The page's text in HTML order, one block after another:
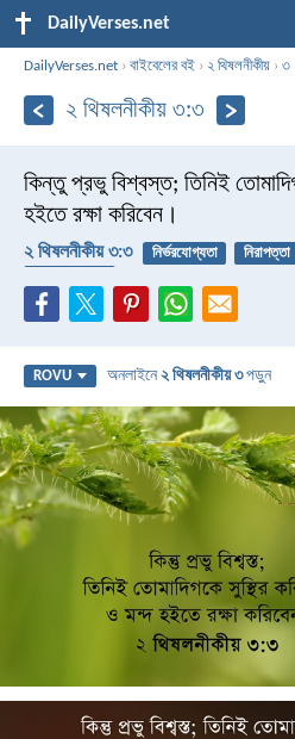
DailyVerses.net
DailyVerses.net ›বাইবেলের বই ›২ থিষলনীকীয় ›৩
২ থিষলনীকীয় ৩:৩
কিন্তু প্রভু বিশ্বস্ত; তিনিই
হইতে রক্ষা করিবেন।
২ থিষলনীকীয় ৩:৩ নির্ভরযোগ্যতা নিরাপত্তা
ROVU অনলাইনে২ থিষলনীকীয় ৩পড়ুন